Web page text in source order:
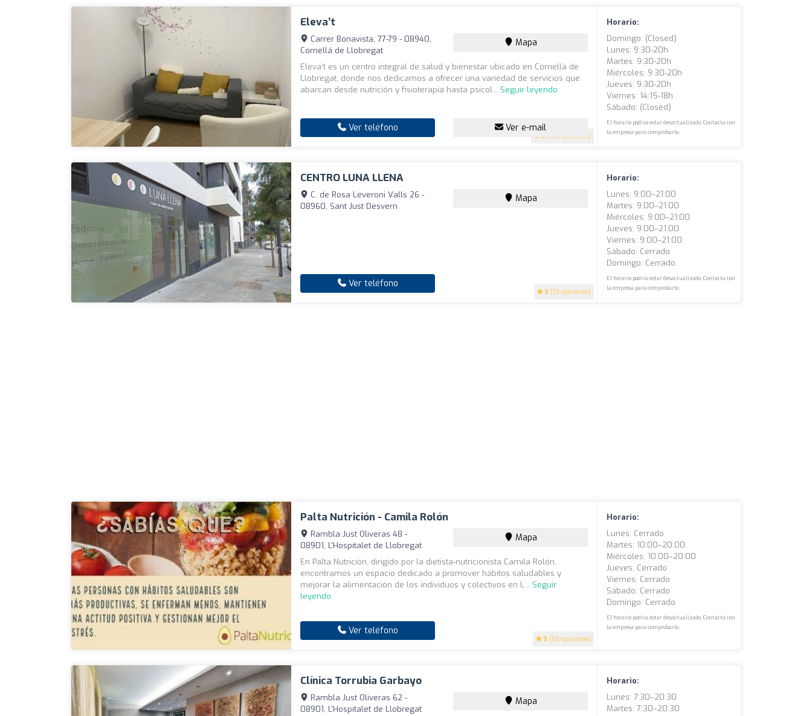
Eleva’t
5 (122 opiniones)
Carrer Bonavista, 77-79 - 08940,
Cornellá de Llobregat
Mapa
Eleva’t es un centro integral de salud y bienestar ubicado en Cornellà de
Llobregat, donde nos dedicamos a ofrecer una variedad de servicios que
abarcan desde nutrición y fisioterapia hasta psicol... Seguir leyendo
Ver teléfono Ver e-mail
Horario:
Domingo: (closed)
Lunes: 9:30-20h
Martes: 9:30-20h
Miércoles: 9:30-20h
Jueves: 9:30-20h
Viernes: 14:15-18h
Sábado: (closed)
El horario podría estar desactualizado. Contacta con
la empresa para comprobarlo.
CENTRO LUNA LLENA
5 (73 opiniones)
C. de Rosa Leveroni Valls 26 -
08960, Sant Just Desvern
Mapa
Ver teléfono
Horario:
Lunes: 9:00–21:00
Martes: 9:00–21:00
Miércoles: 9:00–21:00
Jueves: 9:00–21:00
Viernes: 9:00–21:00
Sábado: Cerrado
Domingo: Cerrado
El horario podría estar desactualizado. Contacta con
la empresa para comprobarlo.
Palta Nutrición - Camila Rolón
5 (63 opiniones)
Rambla Just Oliveras 48 -
08901, L'Hospitalet de Llobregat
Mapa
En Palta Nutrición, dirigido por la dietista-nutricionista Camila Rolón,
encontramos un espacio dedicado a promover hábitos saludables y
mejorar la alimentación de los individuos y colectivos en L... Seguir
leyendo
Ver teléfono
Horario:
Lunes: Cerrado
Martes: 10:00–20:00
Miércoles: 10:00–20:00
Jueves: Cerrado
Viernes: Cerrado
Sábado: Cerrado
Domingo: Cerrado
El horario podría estar desactualizado. Contacta con
la empresa para comprobarlo.
Clínica Torrubia Garbayo
Rambla Just Oliveras 62 -
08901, L'Hospitalet de Llobregat
Mapa
Horario:
Lunes: 7:30–20:30
Martes: 7:30–20:30